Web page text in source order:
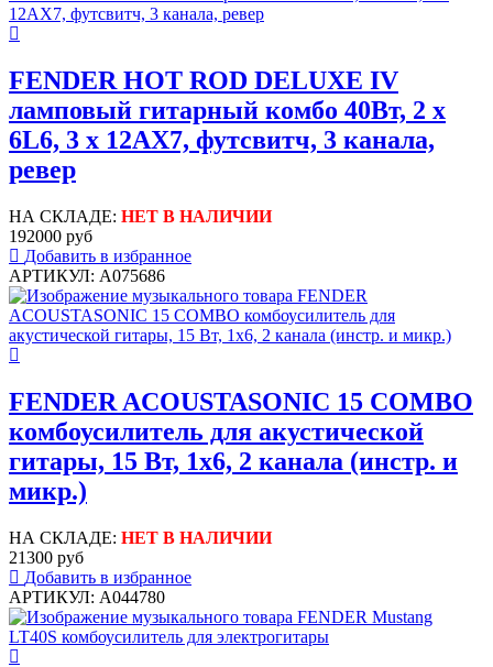
FENDER HOT ROD DELUXE IV
ламповый гитарный комбо 40Вт, 2 x
6L6, 3 x 12AX7, футсвитч, 3 канала,
ревер
НА СКЛАДЕ: НЕТ В НАЛИЧИИ
192000 руб
Добавить в избранное
АРТИКУЛ: A075686
FENDER ACOUSTASONIC 15 COMBO
комбоусилитель для акустической
гитары, 15 Вт, 1x6, 2 канала (инстр. и
микр.)
НА СКЛАДЕ: НЕТ В НАЛИЧИИ
21300 руб
Добавить в избранное
АРТИКУЛ: A044780